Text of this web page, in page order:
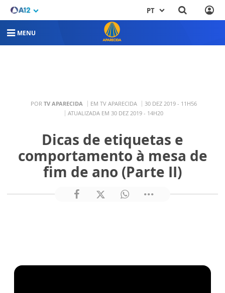
PT
MENU
POR TV APARECIDA EM TV APARECIDA
30 DEZ 2019 - 11H56
ATUALIZADA EM 30 DEZ 2019 - 14H20
Dicas de etiquetas e
comportamento à mesa de
fim de ano (Parte II)